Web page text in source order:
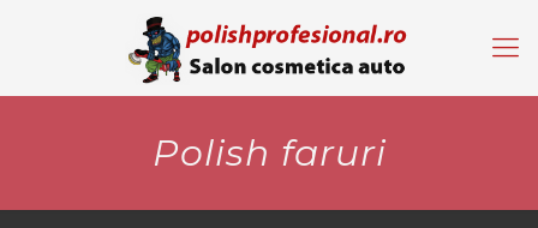
Polish faruri